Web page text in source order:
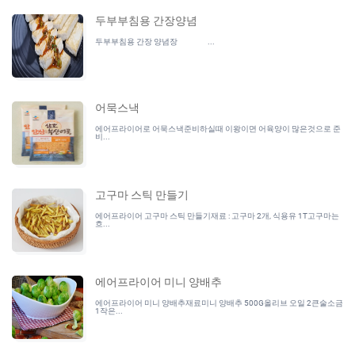
두부부침용 간장양념
두부부침용 간장 양념장 ...
어묵스낵
에어프라이어로 어묵스낵준비하실때 이왕이면 어육양이 많은것으로 준
비...
고구마 스틱 만들기
에어프라이어 고구마 스틱 만들기재료 : 고구마 2개, 식용유 1T고구마는
흐...
에어프라이어 미니 양배추
에어프라이어 미니 양배추재료미니 양배추 500G올리브 오일 2큰술소금
1작은...